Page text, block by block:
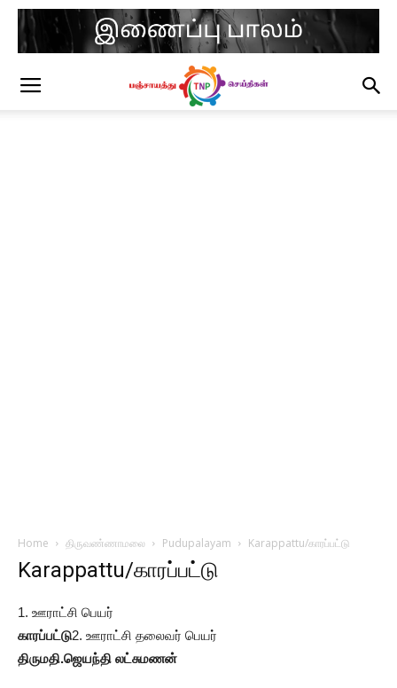
Home திருவண்ணாமலை Pudupalayam Karappattu/காரப்பட்டு
Karappattu/காரப்பட்டு
1. ஊராட்சி பெயர்
காரப்பட்டு2. ஊராட்சி தலைவர் பெயர்
திருமதி.ஜெயந்தி லட்சுமணன்